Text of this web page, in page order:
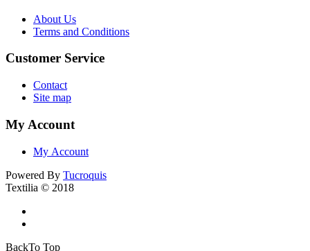
About Us
Terms and Conditions
Customer Service
Contact
Site map
My Account
My Account
Powered By Tucroquis
Textilia © 2018
BackTo Top